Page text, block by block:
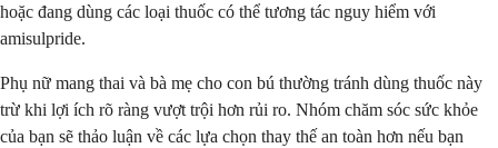
hoặc đang dùng các loại thuốc có thể tương tác nguy hiểm với
amisulpride.
Phụ nữ mang thai và bà mẹ cho con bú thường tránh dùng thuốc này
trừ khi lợi ích rõ ràng vượt trội hơn rủi ro. Nhóm chăm sóc sức khỏe
của bạn sẽ thảo luận về các lựa chọn thay thế an toàn hơn nếu bạn